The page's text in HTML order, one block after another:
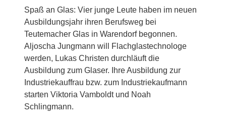
Spaß an Glas: Vier junge Leute haben im neuen
Ausbildungsjahr ihren Berufsweg bei
Teutemacher Glas in Warendorf begonnen.
Aljoscha Jungmann will Flachglastechnologe
werden, Lukas Christen durchläuft die
Ausbildung zum Glaser. Ihre Ausbildung zur
Industriekauffrau bzw. zum Industriekaufmann
starten Viktoria Vamboldt und Noah
Schlingmann.